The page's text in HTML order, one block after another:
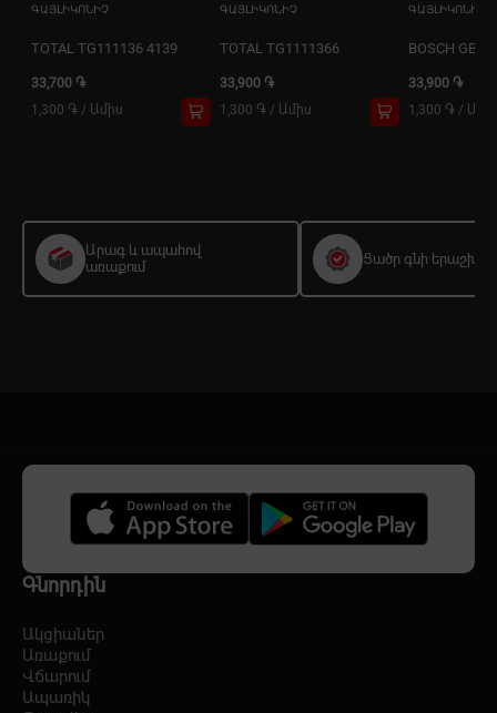
ԳԱՅԼԻԿՈՆԻՉ
TOTAL TG111136 4139
33,700 ֏
1,300 ֏ / Ամիս
ԳԱՅԼԻԿՈՆԻՉ
TOTAL TG1111366
33,900 ֏
1,300 ֏ / Ամիս
ԳԱՅԼԻԿՈՆԻՉ
BOSCH GBM
33,900 ֏
1,300 ֏ /
Արագ և ապահով
առաքում
Ցածր գնի երաշխիք
Գնորդին
Ակցիաներ
Առաքում
Վճարում
Ապառիկ